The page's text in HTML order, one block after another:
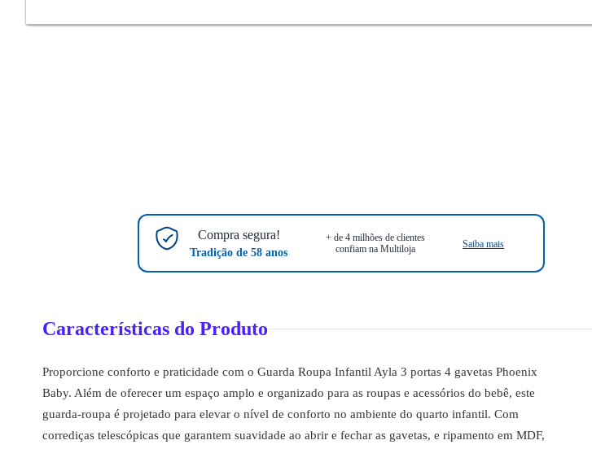
Compra segura!
Tradição de 58 anos
+ de 4 milhões de clientes
confiam na Multiloja
Saiba mais
Características do Produto
Proporcione conforto e praticidade com o Guarda Roupa Infantil Ayla 3 portas 4 gavetas Phoenix
Baby. Além de oferecer um espaço amplo e organizado para as roupas e acessórios do bebê, este
guarda-roupa é projetado para elevar o nível de conforto no ambiente do quarto infantil. Com
corrediças telescópicas que garantem suavidade ao abrir e fechar as gavetas, e ripamento em MDF,